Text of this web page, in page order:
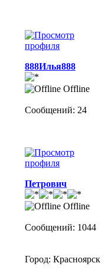
888Илья888
Offline
Сообщений: 24
Петрович
Offline
Сообщений: 1044
Город: Красноярск